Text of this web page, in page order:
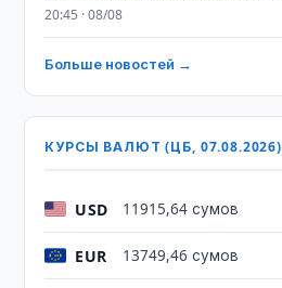
20:45 · 08/08
Больше новостей →
КУРСЫ ВАЛЮТ (ЦБ, 07.08.2026)
USD 11915,64 сумов
EUR 13749,46 сумов